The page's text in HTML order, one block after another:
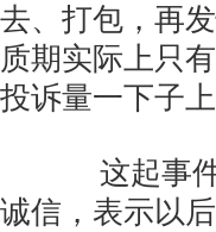
去、打包，再
质期实际上只
投诉量一下子
这起事件
诚信，表示以